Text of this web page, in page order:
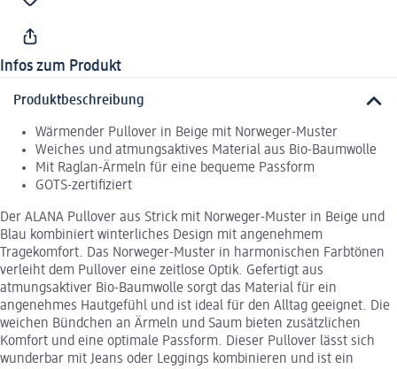
Infos zum Produkt
Produktbeschreibung
Wärmender Pullover in Beige mit Norweger-Muster
Weiches und atmungsaktives Material aus Bio-Baumwolle
Mit Raglan-Ärmeln für eine bequeme Passform
GOTS-zertifiziert
Der ALANA Pullover aus Strick mit Norweger-Muster in Beige und
Blau kombiniert winterliches Design mit angenehmem
Tragekomfort. Das Norweger-Muster in harmonischen Farbtönen
verleiht dem Pullover eine zeitlose Optik. Gefertigt aus
atmungsaktiver Bio-Baumwolle sorgt das Material für ein
angenehmes Hautgefühl und ist ideal für den Alltag geeignet. Die
weichen Bündchen an Ärmeln und Saum bieten zusätzlichen
Komfort und eine optimale Passform. Dieser Pullover lässt sich
wunderbar mit Jeans oder Leggings kombinieren und ist ein